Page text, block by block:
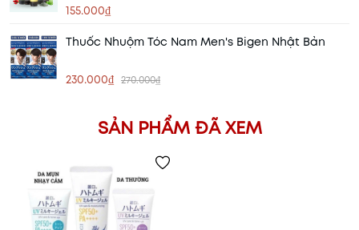
155.000₫
Thuốc Nhuộm Tóc Nam Men's Bigen Nhật Bản
230.000₫ 270.000₫
SẢN PHẨM ĐÃ XEM